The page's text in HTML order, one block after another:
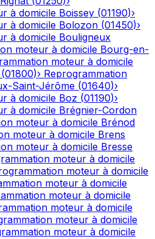
à domicile Boissey (01190)›
à domicile Bolozon (01450)›
à domicile Bouligneux
moteur à domicile Bourg-en-
moteur à domicile
(01800)› Reprogrammation
Saint-Jérôme (01640)›
à domicile Boz (01190)›
à domicile Brégnier-Cordon
moteur à domicile Brénod
moteur à domicile Brens
moteur à domicile Bresse
moteur à domicile
moteur à domicile
moteur à domicile
moteur à domicile
moteur à domicile
moteur à domicile
moteur à domicile